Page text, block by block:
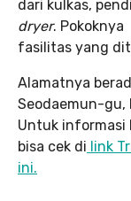
dari kulkas,
dryer. Pokoknya
fasilitas yang
Alamatnya
Seodaemun-gu,
Untuk informasi
bisa cek di link
ini.